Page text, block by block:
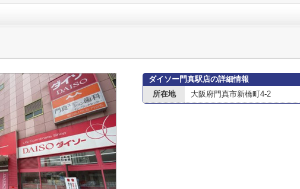
ダイソー門真駅店の詳細情報
所在地
大阪府門真市新橋町4-2